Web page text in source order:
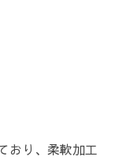
おり、柔軟加工